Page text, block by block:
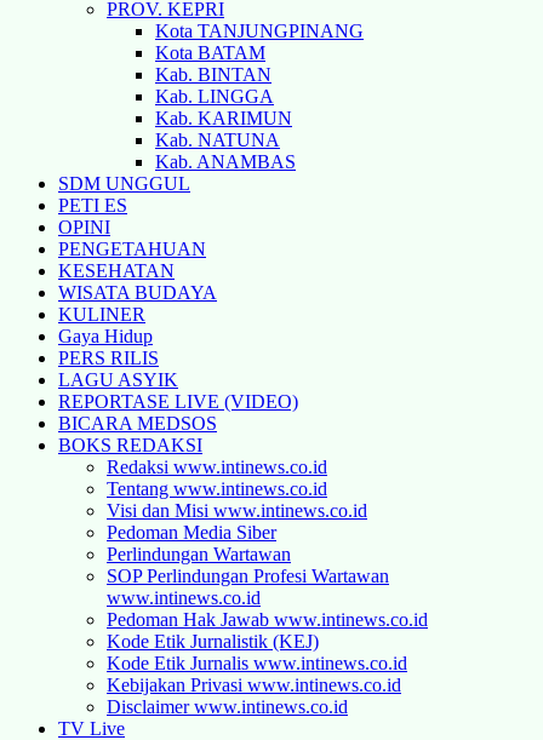
PROV. KEPRI
Kota TANJUNGPINANG
Kota BATAM
Kab. BINTAN
Kab. LINGGA
Kab. KARIMUN
Kab. NATUNA
Kab. ANAMBAS
SDM UNGGUL
PETI ES
OPINI
PENGETAHUAN
KESEHATAN
WISATA BUDAYA
KULINER
Gaya Hidup
PERS RILIS
LAGU ASYIK
REPORTASE LIVE (VIDEO)
BICARA MEDSOS
BOKS REDAKSI
Redaksi www.intinews.co.id
Tentang www.intinews.co.id
Visi dan Misi www.intinews.co.id
Pedoman Media Siber
Perlindungan Wartawan
SOP Perlindungan Profesi Wartawan
www.intinews.co.id
Pedoman Hak Jawab www.intinews.co.id
Kode Etik Jurnalistik (KEJ)
Kode Etik Jurnalis www.intinews.co.id
Kebijakan Privasi www.intinews.co.id
Disclaimer www.intinews.co.id
TV Live